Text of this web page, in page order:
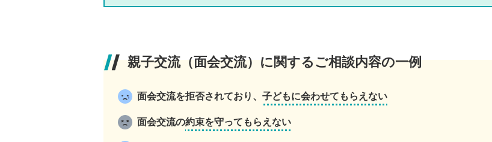
親子交流（面会交流）に関するご相談内容の一例
面会交流を拒否されており、 子どもに会わせてもらえない
面会交流の約束を守ってもらえない